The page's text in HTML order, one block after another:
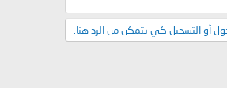
أو التسجيل كي تتمكن من الرد هنا.